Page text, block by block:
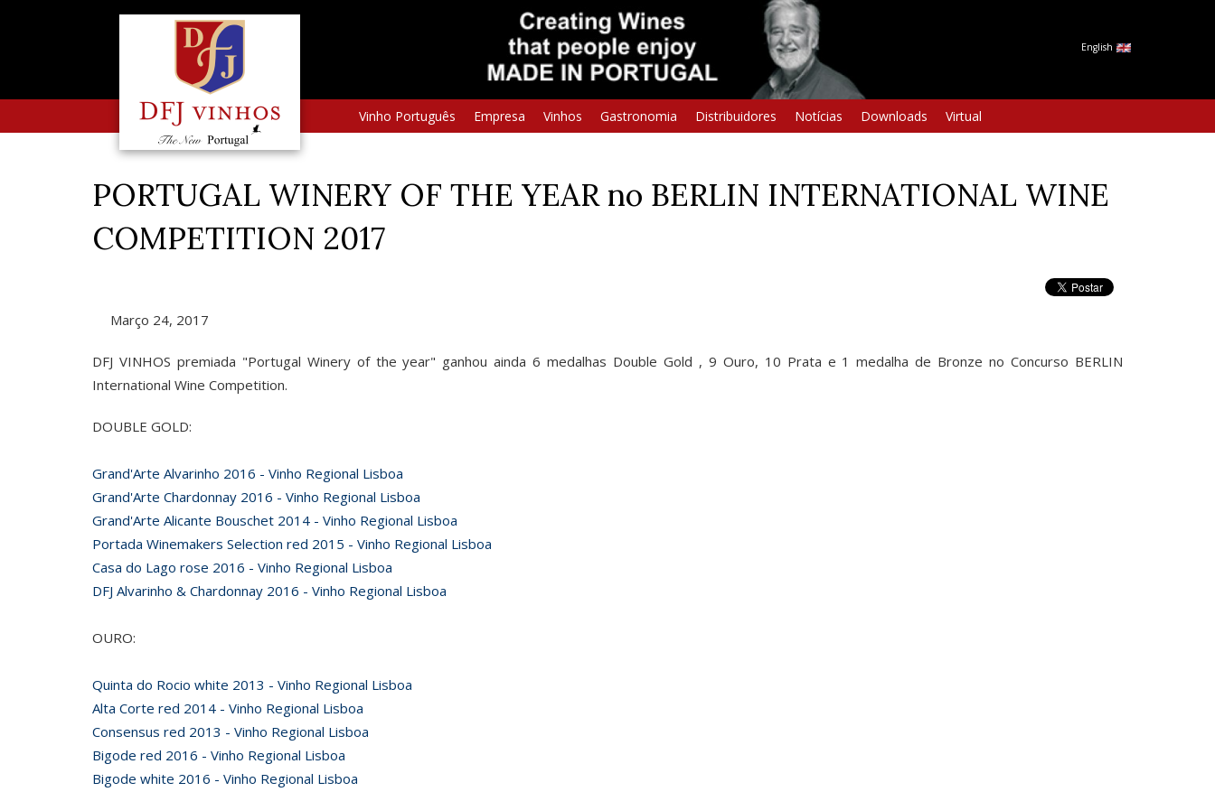
English
Vinho Português Empresa Vinhos Gastronomia Distribuidores Notícias Downloads Virtual
PORTUGAL WINERY OF THE YEAR no BERLIN INTERNATIONAL WINE
COMPETITION 2017
Março 24, 2017
DFJ VINHOS premiada "Portugal Winery of the year" ganhou ainda 6 medalhas Double Gold , 9 Ouro, 10 Prata e 1 medalha de Bronze no Concurso BERLIN
International Wine Competition.
DOUBLE GOLD:
Grand'Arte Alvarinho 2016 - Vinho Regional Lisboa
Grand'Arte Chardonnay 2016 - Vinho Regional Lisboa
Grand'Arte Alicante Bouschet 2014 - Vinho Regional Lisboa
Portada Winemakers Selection red 2015 - Vinho Regional Lisboa
Casa do Lago rose 2016 - Vinho Regional Lisboa
DFJ Alvarinho & Chardonnay 2016 - Vinho Regional Lisboa
OURO:
Quinta do Rocio white 2013 - Vinho Regional Lisboa
Alta Corte red 2014 - Vinho Regional Lisboa
Consensus red 2013 - Vinho Regional Lisboa
Bigode red 2016 - Vinho Regional Lisboa
Bigode white 2016 - Vinho Regional Lisboa